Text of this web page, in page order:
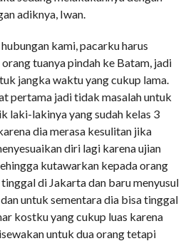
adiknya, Iwan.
kami, pacarku harus
tuanya pindah ke Batam, jadi
jangka waktu yang cukup lama.
pertama jadi tidak masalah untuk
laki-lakinya yang sudah kelas 3
dia merasa kesulitan jika
diri lagi karena ujian
kutawarkan kepada orang
di Jakarta dan baru menyusul
untuk sementara dia bisa tinggal
kostku yang cukup luas karena
untuk dua orang tetapi